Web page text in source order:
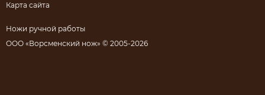
Карта сайта
Ножи ручной работы
ООО «Ворсменский нож» © 2005-2026